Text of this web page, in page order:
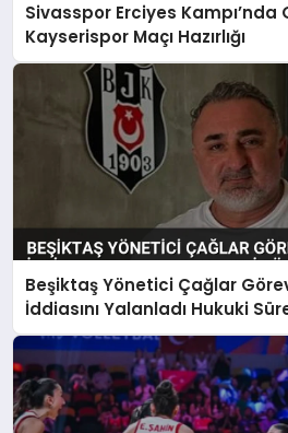
Sivasspor Erciyes Kampı’nda
Kayserispor Maçı Hazırlığı
Beşiktaş Yönetici Çağlar
İddiasını Yalanladı Hukuki